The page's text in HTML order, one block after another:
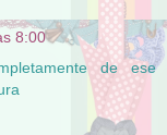
8:00
de ese